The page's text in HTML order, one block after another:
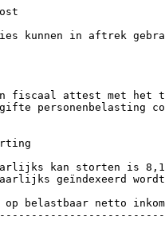
kunnen in aftrek
fiscaal attest met het
personenbelasting
kan storten is
geïndexeerd
belastbaar netto